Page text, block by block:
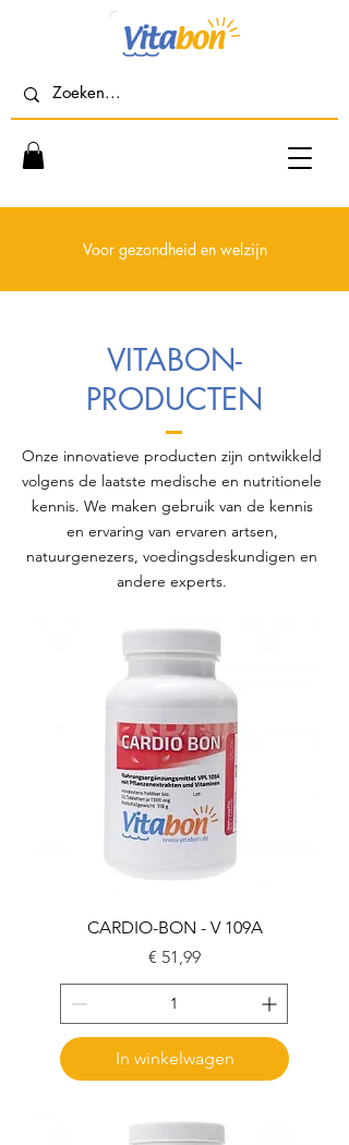
Voor gezondheid en welzijn
VITABON-
PRODUCTEN
CARDIO-BON - V 109A
Prijs
€ 51,99
In winkelwagen
Onze innovatieve producten zijn ontwikkeld
volgens de laatste medische en nutritionele
kennis. We maken gebruik van de kennis
en ervaring van ervaren artsen,
natuurgenezers, voedingsdeskundigen en
andere experts.